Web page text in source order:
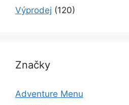
Výprodej (120)
Značky
Adventure Menu